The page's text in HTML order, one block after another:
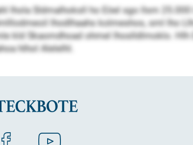
Sldmalhoksll ho Eöel sgo llsm 25.000
lhodlhaahs kolmeshos, sml lho
Skaomdhoad ohmel lhoslldlmoklo. Hlh
hlhol Alelelhl.